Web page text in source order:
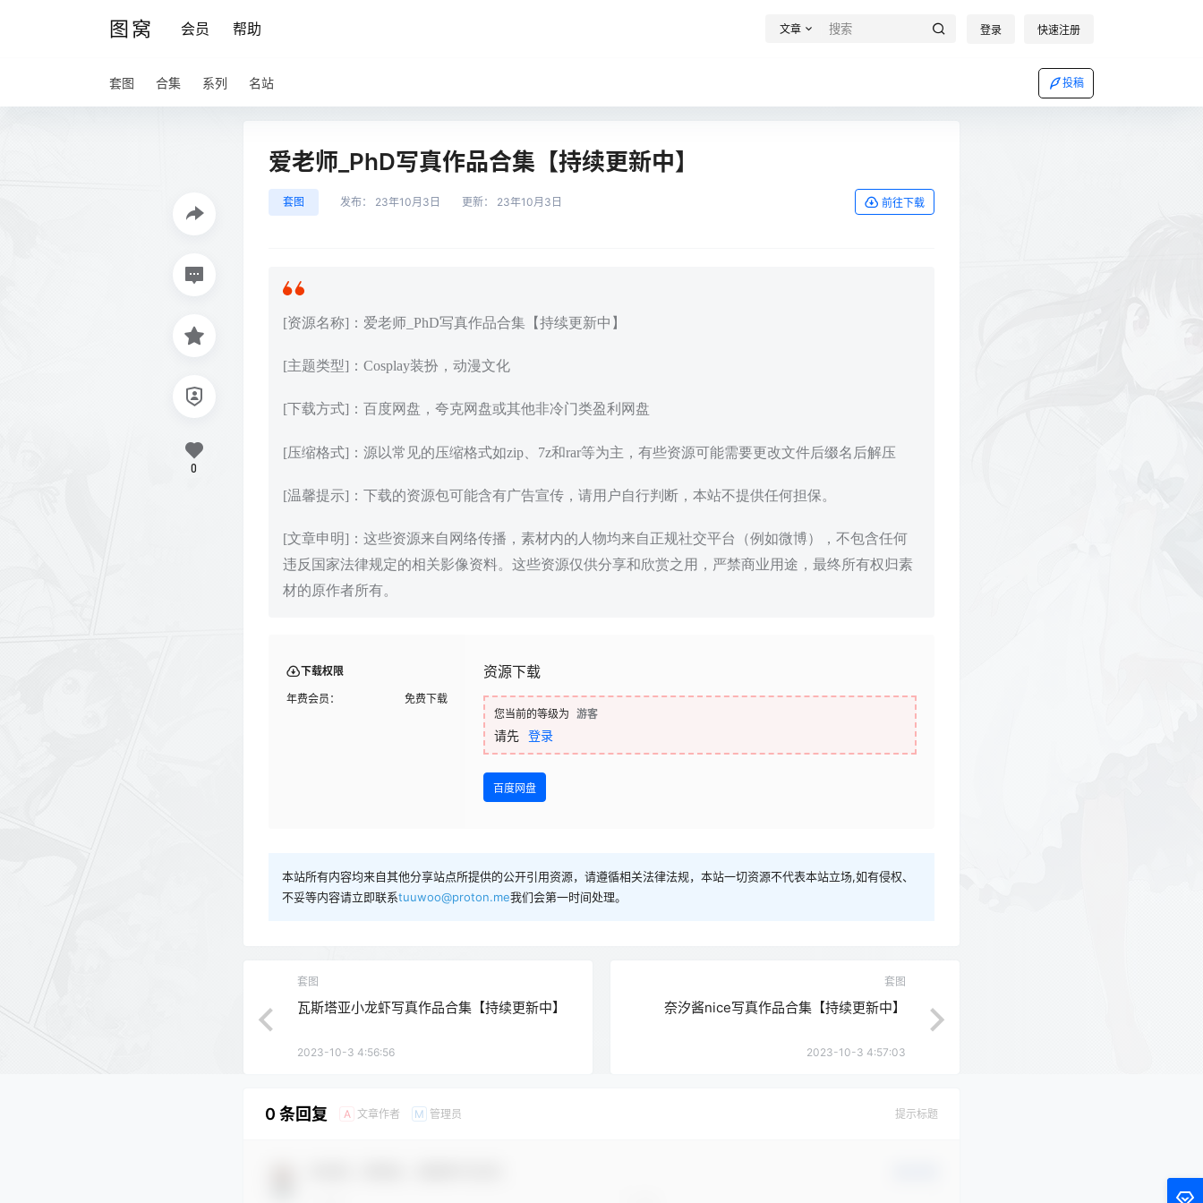
图窝 会员 帮助 文章 登录 快速注册
套图 合集 系列 名站 投稿
爱老师_PhD写真作品合集【持续更新中】
套图 发布： 23年10月3日 更新： 23年10月3日 前往下载
[资源名称]：爱老师_PhD写真作品合集【持续更新中】
[主题类型]：Cosplay装扮，动漫文化
[下载方式]：百度网盘，夸克网盘或其他非冷门类盈利网盘
[压缩格式]：源以常见的压缩格式如zip、7z和rar等为主，有些资源可能需要更改文件后缀名后解压
[温馨提示]：下载的资源包可能含有广告宣传，请用户自行判断，本站不提供任何担保。
[文章申明]：这些资源来自网络传播，素材内的人物均来自正规社交平台（例如微博），不包含任何
违反国家法律规定的相关影像资料。这些资源仅供分享和欣赏之用，严禁商业用途，最终所有权归素
材的原作者所有。
下载权限
年费会员： 免费下载
资源下载
您当前的等级为 游客
请先 登录
百度网盘
本站所有内容均来自其他分享站点所提供的公开引用资源，请遵循相关法律法规，本站一切资源不代表本站立场,如有侵权、
不妥等内容请立即联系tuuwoo@proton.me我们会第一时间处理。
0
套图
瓦斯塔亚小龙虾写真作品合集【持续更新中】
2023-10-3 4:56:56
套图
奈汐酱nice写真作品合集【持续更新中】
2023-10-3 4:57:03
0 条回复 A 文章作者 M 管理员 提示标题